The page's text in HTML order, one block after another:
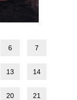
6 7
13 14
20 21